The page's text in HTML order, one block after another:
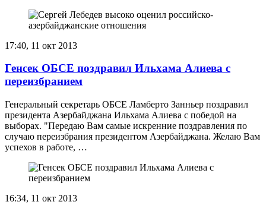
17:40, 11 окт 2013
Генсек ОБСЕ поздравил Ильхама Алиева с
переизбранием
Генеральный секретарь ОБСЕ Ламберто Занньер поздравил
президента Азербайджана Ильхама Алиева с победой на
выборах. "Передаю Вам самые искренние поздравления по
случаю переизбрания президентом Азербайджана. Желаю Вам
успехов в работе, …
16:34, 11 окт 2013